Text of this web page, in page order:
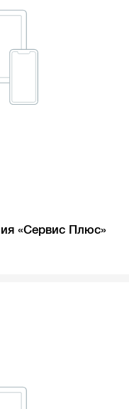
«Сервис Плюс»